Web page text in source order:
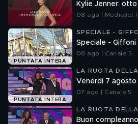
Kylie Jenner:
08 ago | Mediaset
PUNTATA INTERA
SPECIALE -
IMPOSSIBILI
Speciale - Giffoni
08 ago | Canale 5
PUNTATA INTERA
LA RUOTA
Venerdì 7 agosto
07 ago | Canale 5
LA RUOTA
Buon